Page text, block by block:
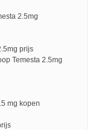
2.5mg
prijs
Temesta 2.5mg
mg kopen